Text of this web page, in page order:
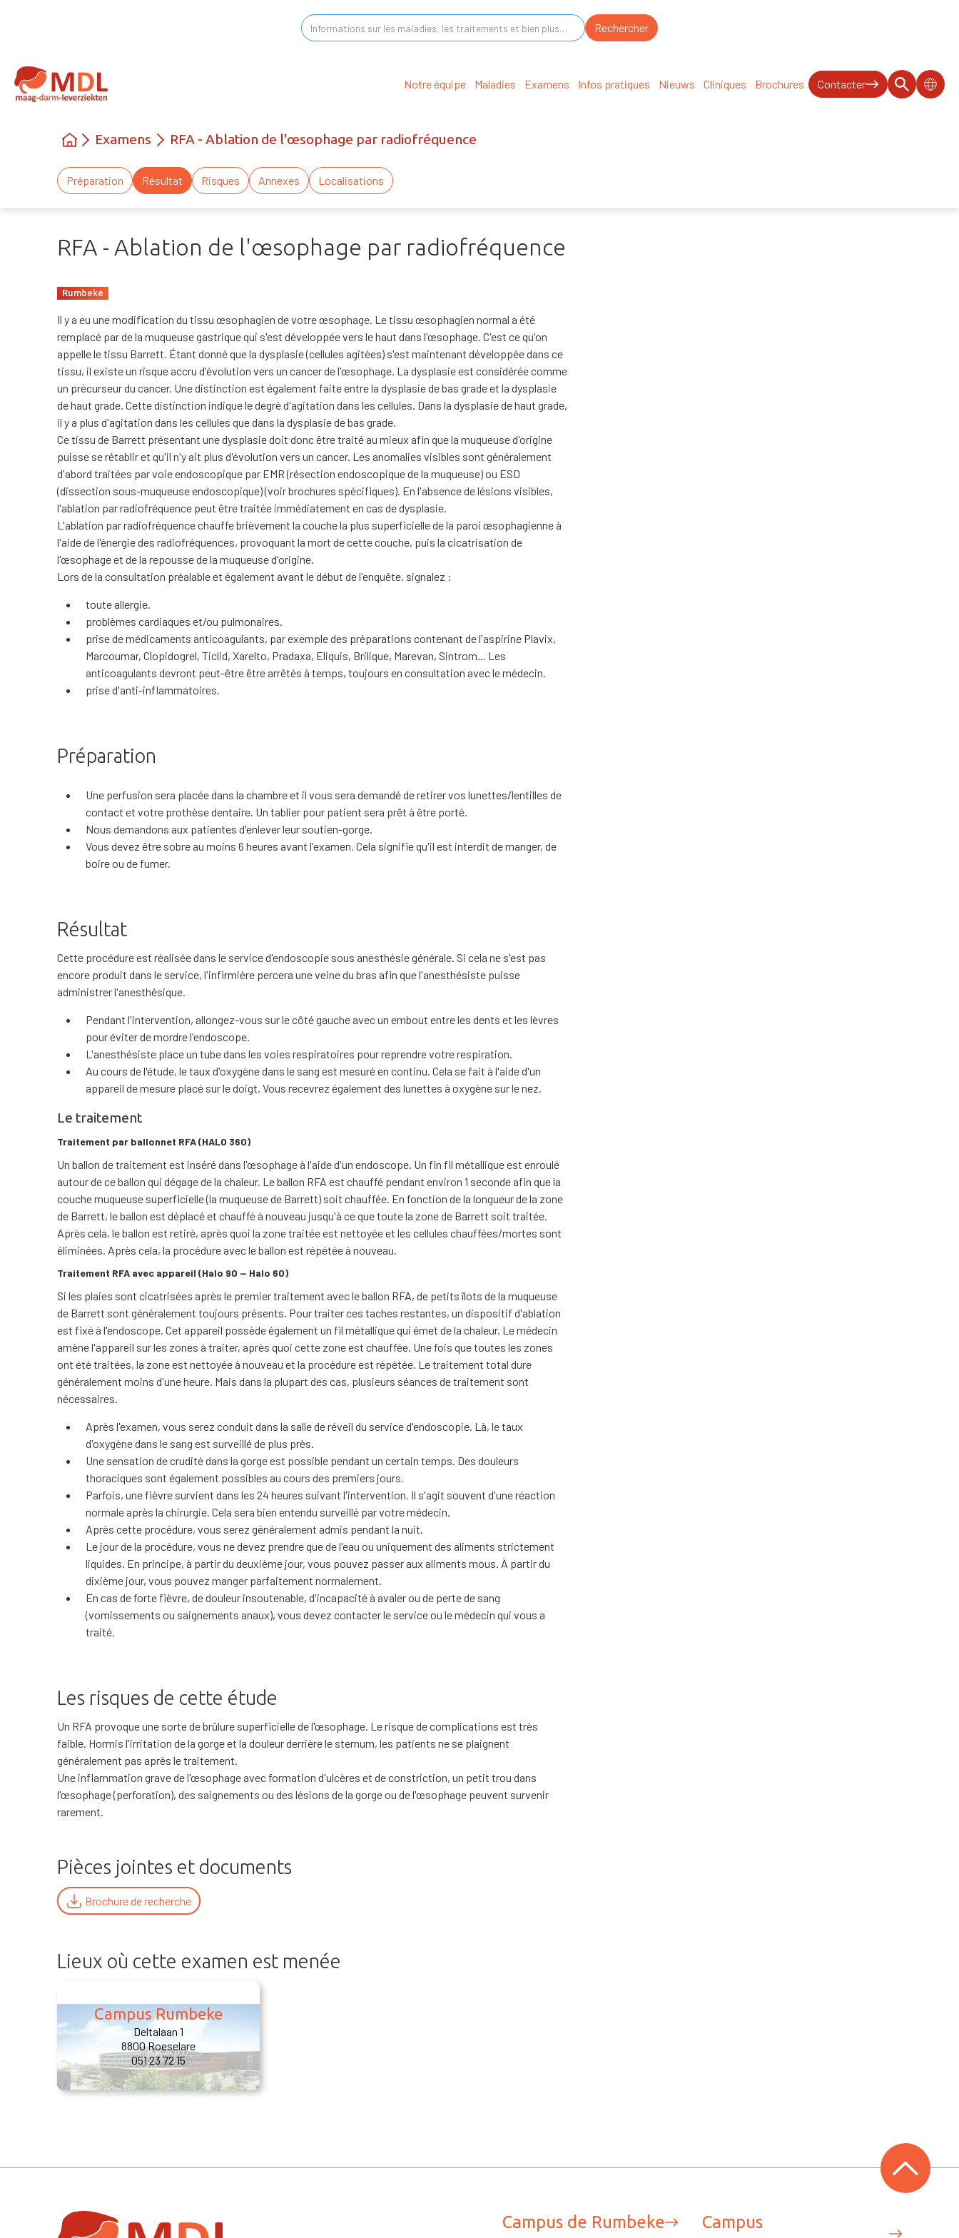
Notre équipe Maladies Examens Infos pratiques Nieuws Cliniques Brochures Contacter
Examens RFA - Ablation de l'œsophage par radiofréquence
Préparation Résultat Risques Annexes Localisations
RFA - Ablation de l'œsophage par radiofréquence
Rumbeke
Il y a eu une modification du tissu œsophagien de votre œsophage. Le tissu œsophagien normal a été
remplacé par de la muqueuse gastrique qui s'est développée vers le haut dans l'œsophage. C'est ce qu'on
appelle le tissu Barrett. Étant donné que la dysplasie (cellules agitées) s'est maintenant développée dans ce
tissu, il existe un risque accru d'évolution vers un cancer de l'œsophage. La dysplasie est considérée comme
un précurseur du cancer. Une distinction est également faite entre la dysplasie de bas grade et la dysplasie
de haut grade. Cette distinction indique le degré d'agitation dans les cellules. Dans la dysplasie de haut grade,
il y a plus d'agitation dans les cellules que dans la dysplasie de bas grade.
Ce tissu de Barrett présentant une dysplasie doit donc être traité au mieux afin que la muqueuse d'origine
puisse se rétablir et qu'il n'y ait plus d'évolution vers un cancer. Les anomalies visibles sont généralement
d'abord traitées par voie endoscopique par EMR (résection endoscopique de la muqueuse) ou ESD
(dissection sous-muqueuse endoscopique) (voir brochures spécifiques). En l'absence de lésions visibles,
l'ablation par radiofréquence peut être traitée immédiatement en cas de dysplasie.
L'ablation par radiofréquence chauffe brièvement la couche la plus superficielle de la paroi œsophagienne à
l'aide de l'énergie des radiofréquences, provoquant la mort de cette couche, puis la cicatrisation de
l'œsophage et de la repousse de la muqueuse d'origine.
Lors de la consultation préalable et également avant le début de l'enquête, signalez :
toute allergie.
problèmes cardiaques et/ou pulmonaires.
prise de médicaments anticoagulants, par exemple des préparations contenant de l'aspirine Plavix,
Marcoumar, Clopidogrel, Ticlid, Xarelto, Pradaxa, Eliquis, Brilique, Marevan, Sintrom... Les
anticoagulants devront peut-être être arrêtés à temps, toujours en consultation avec le médecin.
prise d'anti-inflammatoires.
Préparation
Une perfusion sera placée dans la chambre et il vous sera demandé de retirer vos lunettes/lentilles de
contact et votre prothèse dentaire. Un tablier pour patient sera prêt à être porté.
Nous demandons aux patientes d'enlever leur soutien-gorge.
Vous devez être sobre au moins 6 heures avant l'examen. Cela signifie qu'il est interdit de manger, de
boire ou de fumer.
Résultat
Cette procédure est réalisée dans le service d'endoscopie sous anesthésie générale. Si cela ne s'est pas
encore produit dans le service, l'infirmière percera une veine du bras afin que l'anesthésiste puisse
administrer l'anesthésique.
Pendant l'intervention, allongez-vous sur le côté gauche avec un embout entre les dents et les lèvres
pour éviter de mordre l'endoscope.
L'anesthésiste place un tube dans les voies respiratoires pour reprendre votre respiration.
Au cours de l'étude, le taux d'oxygène dans le sang est mesuré en continu. Cela se fait à l'aide d'un
appareil de mesure placé sur le doigt. Vous recevrez également des lunettes à oxygène sur le nez.
Le traitement
Traitement par ballonnet RFA (HALO 360)
Un ballon de traitement est inséré dans l'œsophage à l'aide d'un endoscope. Un fin fil métallique est enroulé
autour de ce ballon qui dégage de la chaleur. Le ballon RFA est chauffé pendant environ 1 seconde afin que la
couche muqueuse superficielle (la muqueuse de Barrett) soit chauffée. En fonction de la longueur de la zone
de Barrett, le ballon est déplacé et chauffé à nouveau jusqu'à ce que toute la zone de Barrett soit traitée.
Après cela, le ballon est retiré, après quoi la zone traitée est nettoyée et les cellules chauffées/mortes sont
éliminées. Après cela, la procédure avec le ballon est répétée à nouveau.
Traitement RFA avec appareil (Halo 90 — Halo 60)
Si les plaies sont cicatrisées après le premier traitement avec le ballon RFA, de petits îlots de la muqueuse
de Barrett sont généralement toujours présents. Pour traiter ces taches restantes, un dispositif d'ablation
est fixé à l'endoscope. Cet appareil possède également un fil métallique qui émet de la chaleur. Le médecin
amène l'appareil sur les zones à traiter, après quoi cette zone est chauffée. Une fois que toutes les zones
ont été traitées, la zone est nettoyée à nouveau et la procédure est répétée. Le traitement total dure
généralement moins d'une heure. Mais dans la plupart des cas, plusieurs séances de traitement sont
nécessaires.
Après l'examen, vous serez conduit dans la salle de réveil du service d'endoscopie. Là, le taux
d'oxygène dans le sang est surveillé de plus près.
Une sensation de crudité dans la gorge est possible pendant un certain temps. Des douleurs
thoraciques sont également possibles au cours des premiers jours.
Parfois, une fièvre survient dans les 24 heures suivant l'intervention. Il s'agit souvent d'une réaction
normale après la chirurgie. Cela sera bien entendu surveillé par votre médecin.
Après cette procédure, vous serez généralement admis pendant la nuit.
Le jour de la procédure, vous ne devez prendre que de l'eau ou uniquement des aliments strictement
liquides. En principe, à partir du deuxième jour, vous pouvez passer aux aliments mous. À partir du
dixième jour, vous pouvez manger parfaitement normalement.
En cas de forte fièvre, de douleur insoutenable, d'incapacité à avaler ou de perte de sang
(vomissements ou saignements anaux), vous devez contacter le service ou le médecin qui vous a
traité.
Les risques de cette étude
Un RFA provoque une sorte de brûlure superficielle de l'œsophage. Le risque de complications est très
faible. Hormis l'irritation de la gorge et la douleur derrière le sternum, les patients ne se plaignent
généralement pas après le traitement.
Une inflammation grave de l'œsophage avec formation d'ulcères et de constriction, un petit trou dans
l'œsophage (perforation), des saignements ou des lésions de la gorge ou de l'œsophage peuvent survenir
rarement.
Pièces jointes et documents
Brochure de recherche
Lieux où cette examen est menée
Campus Rumbeke
Deltalaan 1
8800 Roeselare
051 23 72 15
Campus de Rumbeke
Campus